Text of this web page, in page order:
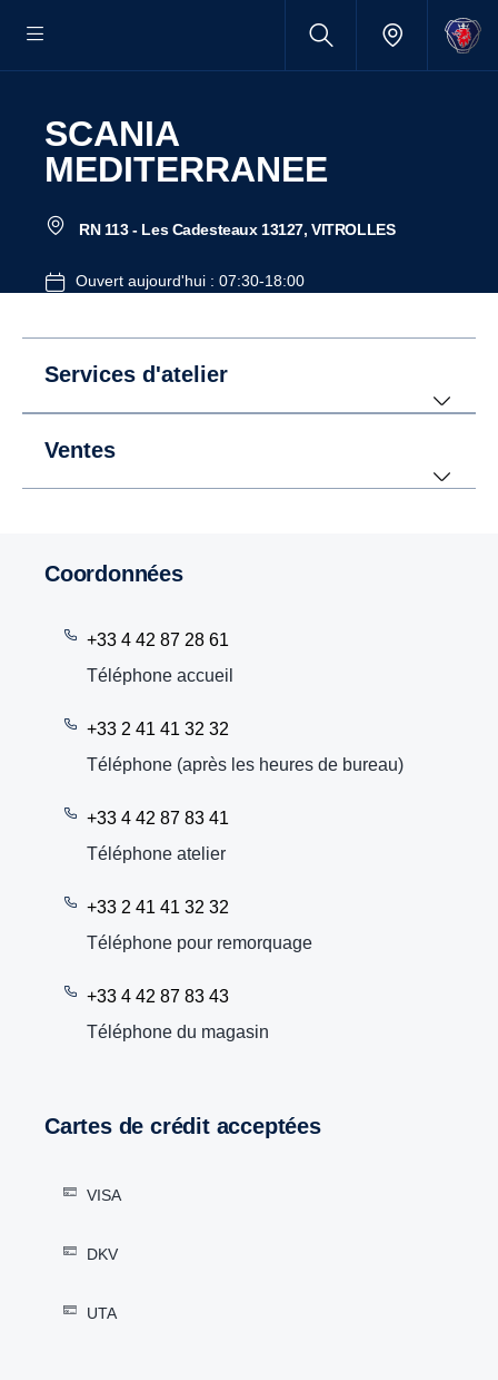
SCANIA
MEDITERRANEE
RN 113 - Les Cadesteaux 13127, VITROLLES
Ouvert aujourd'hui : 07:30-18:00
Services d'atelier
Ventes
Coordonnées
+33 4 42 87 28 61
Téléphone accueil
+33 2 41 41 32 32
Téléphone (après les heures de bureau)
+33 4 42 87 83 41
Téléphone atelier
+33 2 41 41 32 32
Téléphone pour remorquage
+33 4 42 87 83 43
Téléphone du magasin
Cartes de crédit acceptées
VISA
DKV
UTA